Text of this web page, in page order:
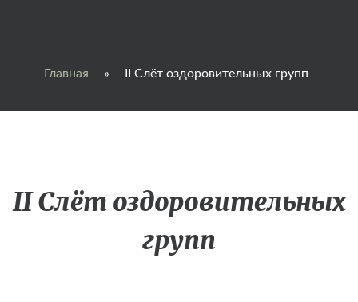
Главная » II Слёт оздоровительных групп
II Слёт оздоровительных
групп